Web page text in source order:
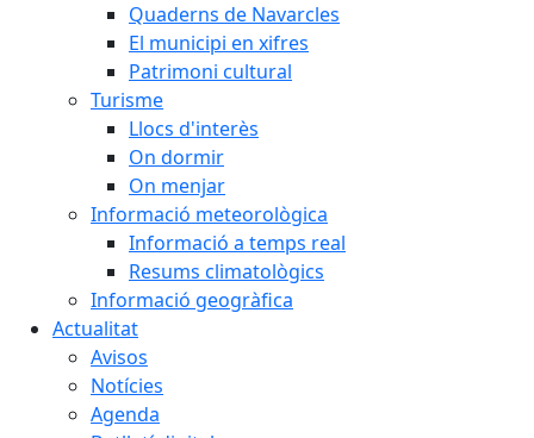
Quaderns de Navarcles
El municipi en xifres
Patrimoni cultural
Turisme
Llocs d'interès
On dormir
On menjar
Informació meteorològica
Informació a temps real
Resums climatològics
Informació geogràfica
Actualitat
Avisos
Notícies
Agenda